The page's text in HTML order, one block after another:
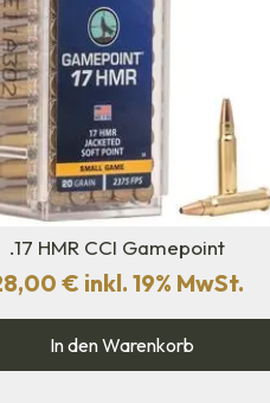
.17 HMR CCI Gamepoint
€ inkl. 19% MwSt.
In den Warenkorb